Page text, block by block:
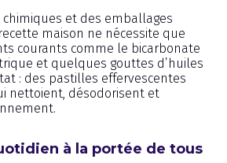
et des emballages
maison ne nécessite que
courants comme le bicarbonate
et quelques gouttes d’huiles
: des pastilles effervescentes
nettoient, désodorisent et
à la portée de tous